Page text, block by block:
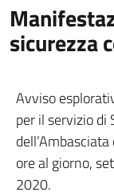
sicurezza
Avviso
per il servizio di
dell’Ambasciata
ore al giorno,
2020.